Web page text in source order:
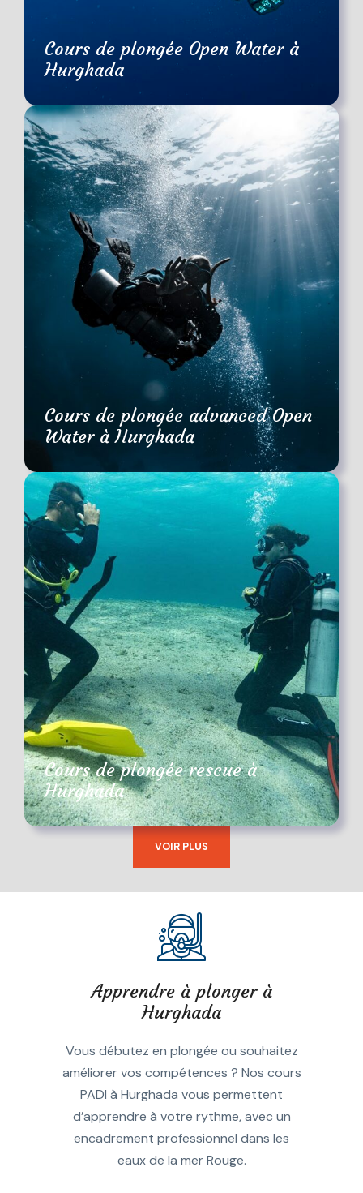
Cours de plongée Open Water à
Hurghada
3 - 4 Jours
(69 Reviews) €350
Cours de plongée advanced Open
Water à Hurghada
2 Jours
(48 Reviews) €250
Cours de plongée rescue à
Hurghada
3 Jours
VOIR PLUS
Apprendre à plonger à
Hurghada
Vous débutez en plongée ou souhaitez
améliorer vos compétences ? Nos cours
PADI à Hurghada vous permettent
d’apprendre à votre rythme, avec un
encadrement professionnel dans les
eaux de la mer Rouge.